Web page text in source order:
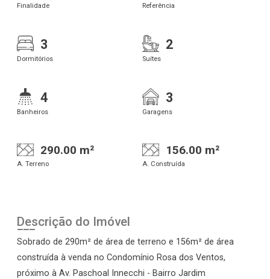
Finalidade Referência
3
Dormitórios
2
Suítes
4
Banheiros
3
Garagens
290.00 m²
A. Terreno
156.00 m²
A. Construída
Descrição do Imóvel
Sobrado de 290m² de área de terreno e 156m² de área
construída à venda no Condomínio Rosa dos Ventos,
próximo à Av. Paschoal Innecchi - Bairro Jardim